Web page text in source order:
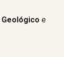
Geológicoe